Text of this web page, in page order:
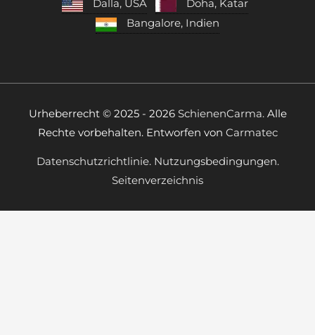
Dalla, USA
Doha, Katar
Bangalore, Indien
Urheberrecht © 2025 - 2026 SchienenCarma.Alle
Rechte vorbehalten. Entworfen von Carmatec
Datenschutzrichtlinie. Nutzungsbedingungen.
Seitenverzeichnis